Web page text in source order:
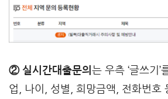
② 실시간대출문의 는 우측 ‘글쓰기
업, 나이, 성별, 희망금액, 전화번호